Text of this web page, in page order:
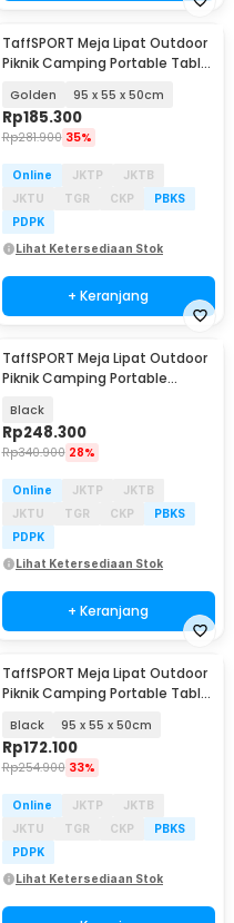
TaffSPORT Meja Lipat Outdoor
Piknik Camping Portable Table
Golden 95 x 55 x 50cm
Rp185.300
Rp281.900 35%
Online JKTP
JKTB
JKTU
TGR CKP
PBKS
PDPK
Lihat Ketersediaan Stok
+ Keranjang
TaffSPORT Meja Lipat Outdoor
Piknik Camping Portable
Black
Rp248.300
Rp340.900 28%
Online JKTP
JKTB
JKTU
TGR CKP
PBKS
PDPK
Lihat Ketersediaan Stok
+ Keranjang
TaffSPORT Meja Lipat Outdoor
Piknik Camping Portable Table
Black 95 x 55 x 50cm
Rp172.100
Rp254.900 33%
Online JKTP
JKTB
JKTU
TGR CKP
PBKS
PDPK
Lihat Ketersediaan Stok